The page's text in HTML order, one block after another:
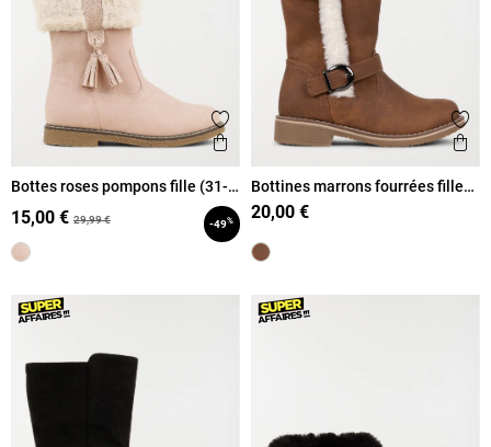
Ajouter aux favoris
Aperçu rapide
Bottes roses pompons fille (31-
15,00 € 29,99 € -49%
Bottines marrons fourrées fille
(31-35)
20,00 €